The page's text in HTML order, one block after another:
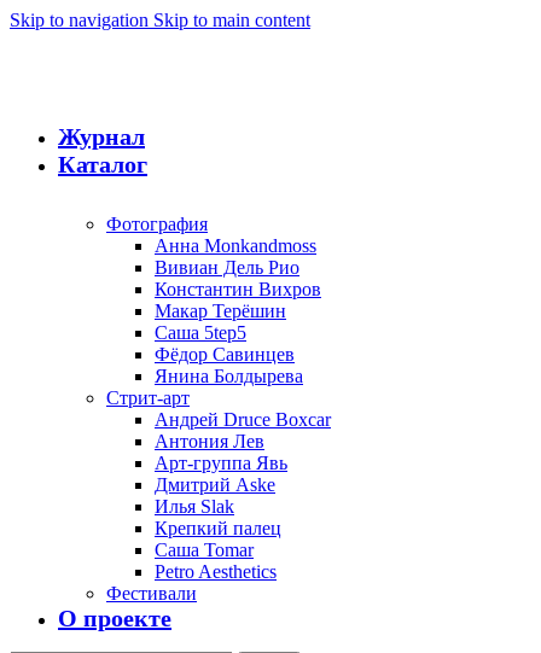
Skip to navigation Skip to main content
Журнал
Каталог
Фотография
Анна Monkandmoss
Вивиан Дель Рио
Константин Вихров
Макар Терёшин
Саша 5tep5
Фёдор Савинцев
Янина Болдырева
Стрит-арт
Андрей Druce Boxcar
Антония Лев
Арт-группа Явь
Дмитрий Aske
Илья Slak
Крепкий палец
Саша Tomar
Petro Aesthetics
Фестивали
О проекте